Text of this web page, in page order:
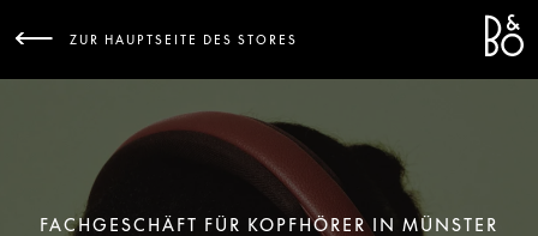
ZUR HAUPTSEITE DES STORES
FACHGESCHÄFT FÜR KOPFHÖRER IN MÜNSTER